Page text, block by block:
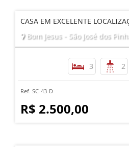
CASA EM EXCELENTE
Bom Jesus - São José dos
3 2
Ref. SC-43-D
R$ 2.500,00